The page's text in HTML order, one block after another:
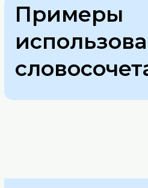
Примеры